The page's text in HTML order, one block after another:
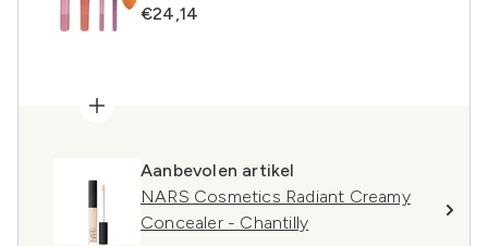
€24,14
Aanbevolen artikel
NARS Cosmetics Radiant Creamy
Concealer - Chantilly